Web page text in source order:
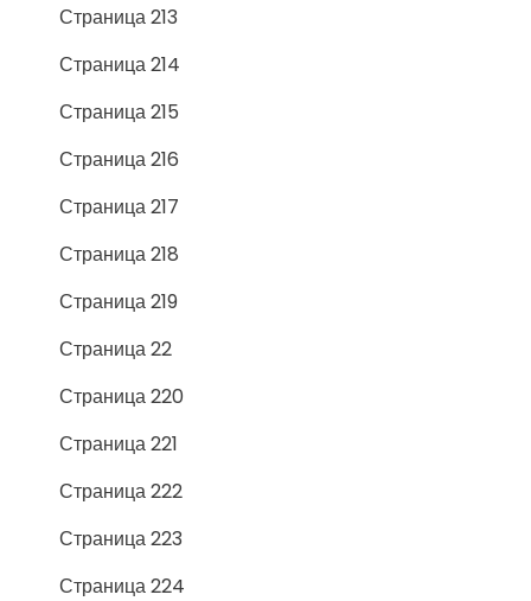
Страница 213
Страница 214
Страница 215
Страница 216
Страница 217
Страница 218
Страница 219
Страница 22
Страница 220
Страница 221
Страница 222
Страница 223
Страница 224